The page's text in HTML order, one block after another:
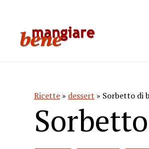
Ricette » dessert » Sorbetto di